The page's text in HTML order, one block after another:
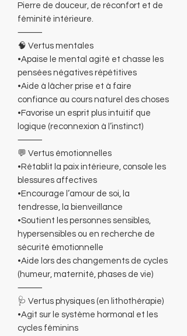
Pierre de douceur, de réconfort et de
féminité intérieure.
⸻
🧠 Vertus mentales
•Apaise le mental agité et chasse les
pensées négatives répétitives
•Aide à lâcher prise et à faire
confiance au cours naturel des choses
•Favorise un esprit plus intuitif que
logique (reconnexion à l’instinct)
⸻
💬 Vertus émotionnelles
•Rétablit la paix intérieure, console les
blessures affectives
•Encourage l’amour de soi, la
tendresse, la bienveillance
•Soutient les personnes sensibles,
hypersensibles ou en recherche de
sécurité émotionnelle
•Aide lors des changements de cycles
(humeur, maternité, phases de vie)
⸻
🩺 Vertus physiques (en lithothérapie)
•Agit sur le système hormonal et les
cycles féminins